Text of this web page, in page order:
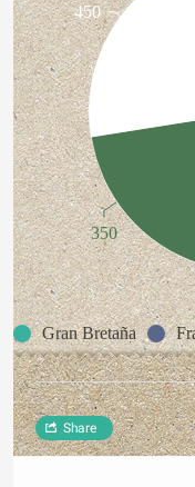
Gran Bretaña
350
450
Share